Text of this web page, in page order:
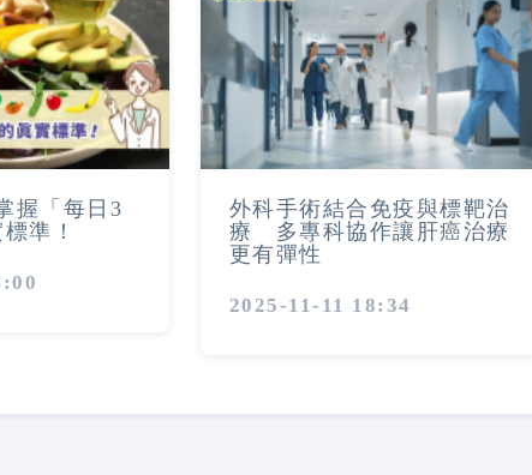
握「每日3
準！
外科手術結合免疫與標靶治
療 多專科協作讓肝癌治療
更有彈性
2025-11-11 18:34